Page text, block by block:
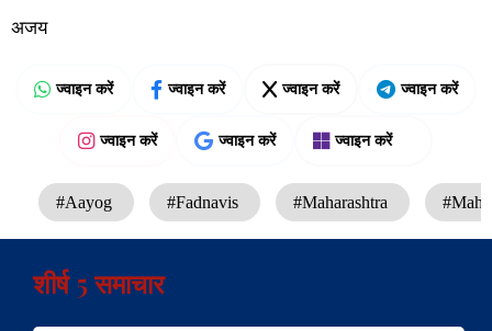
अजय
ज्वाइन करें ज्वाइन करें ज्वाइन करें ज्वाइन करें
ज्वाइन करें ज्वाइन करें ज्वाइन करें
#Aayog #Fadnavis #Maharashtra
शीर्ष 5 समाचार